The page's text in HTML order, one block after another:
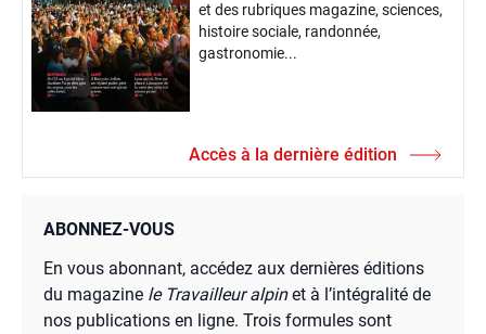
et des rubriques magazine, sciences,
histoire sociale, randonnée,
gastronomie...
Accès à la dernière édition
ABONNEZ-VOUS
En vous abonnant, accédez aux dernières éditions
du magazine le Travailleur alpinet à l’intégralité de
nos publications en ligne. Trois formules sont